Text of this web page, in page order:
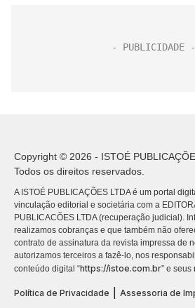
Copyright © 2026 - ISTOÉ
Todos os direitos reservados.
A ISTOÉ PUBLICAÇÕES LTDA é um portal
vinculação editorial e societária com a
PUBLICACÕES LTDA (recuperação judicial).
realizamos cobranças e que também não
contrato de assinatura da revista impressa de
autorizamos terceiros a fazê-lo, nos
conteúdo digital “https://istoe.com.br” e seus
Política de Privacidade
Assessoria de